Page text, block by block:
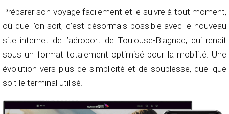
Préparer son voyage facilement et le suivre à tout moment,
où que l’on soit, c’est désormais possible avec le nouveau
site internet de l’aéroport de Toulouse-Blagnac, qui renaît
sous un format totalement optimisé pour la mobilité. Une
évolution vers plus de simplicité et de souplesse, quel que
soit le terminal utilisé.